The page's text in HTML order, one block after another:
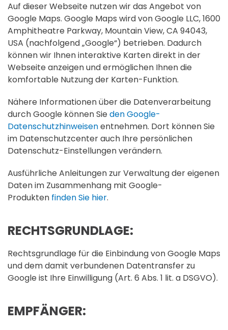
Auf dieser Webseite nutzen wir das Angebot von
Google Maps. Google Maps wird von Google LLC, 1600
Amphitheatre Parkway, Mountain View, CA 94043,
USA (nachfolgend „Google“) betrieben. Dadurch
können wir Ihnen interaktive Karten direkt in der
Webseite anzeigen und ermöglichen Ihnen die
komfortable Nutzung der Karten-Funktion.
Nähere Informationen über die Datenverarbeitung
durch Google können Sieden Google-
Datenschutzhinweisenentnehmen. Dort können Sie
im Datenschutzcenter auch Ihre persönlichen
Datenschutz-Einstellungen verändern.
Ausführliche Anleitungen zur Verwaltung der eigenen
Daten im Zusammenhang mit Google-
Produkten finden Sie hier.
RECHTSGRUNDLAGE:
Rechtsgrundlage für die Einbindung von Google Maps
und dem damit verbundenen Datentransfer zu
Google ist Ihre Einwilligung (Art. 6 Abs. 1 lit. a DSGVO).
EMPFÄNGER: